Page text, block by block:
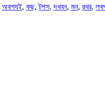
অবশযই, কছ,টপস,দখবন, মন, রখর,